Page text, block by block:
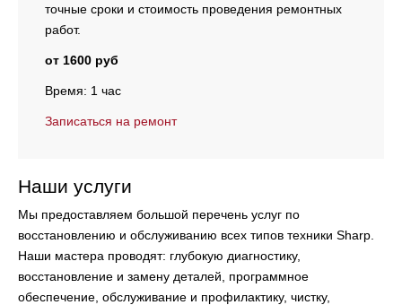
точные сроки и стоимость проведения ремонтных
работ.
от 1600 руб
Время: 1 час
Записаться на ремонт
Наши услуги
Мы предоставляем большой перечень услуг по
восстановлению и обслуживанию всех типов техники Sharp.
Наши мастера проводят: глубокую диагностику,
восстановление и замену деталей, программное
обеспечение, обслуживание и профилактику, чистку,